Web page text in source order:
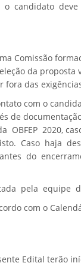
candidato deve
Comissão
da proposta
das
com o
de
OBFEP 2020,
Caso haja
do
pela equipe
com o
Edital terão